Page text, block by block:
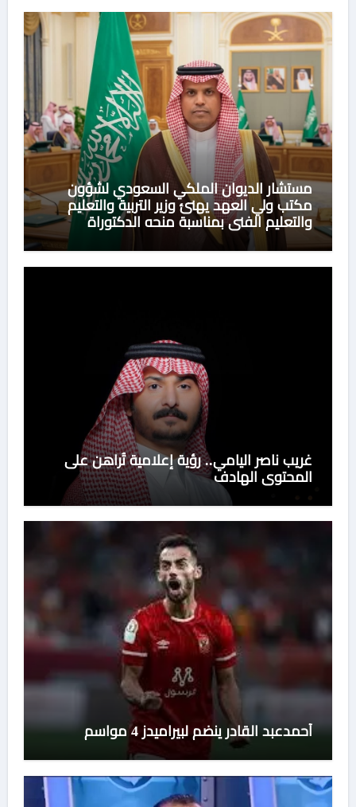
مستشار الديوان الملكي السعودي لشؤون
مكتب ولي العهد يهنئ وزير التربية والتعليم
والتعليم الفني بمناسبة منحه الدكتوراة
الفخرية من جامعة هيروشيما اليابانية
غريب ناصر اليامي.. رؤية إعلامية تُراهن على
المحتوى الهادف
أحمدعبد القادر ينضم لبيراميدز 4 مواسم